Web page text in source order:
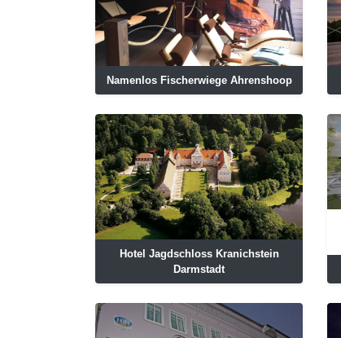
Namenlos Fischerwiege Ahrenshoop
Hotel Jagdschloss Kranichstein
Darmstadt